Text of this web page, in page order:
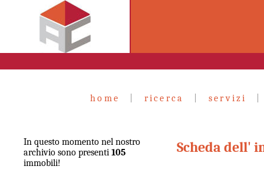
home ricerca |servizi
In questo momento nel nostro
archivio sono presenti 105
immobili!
Scheda dell'